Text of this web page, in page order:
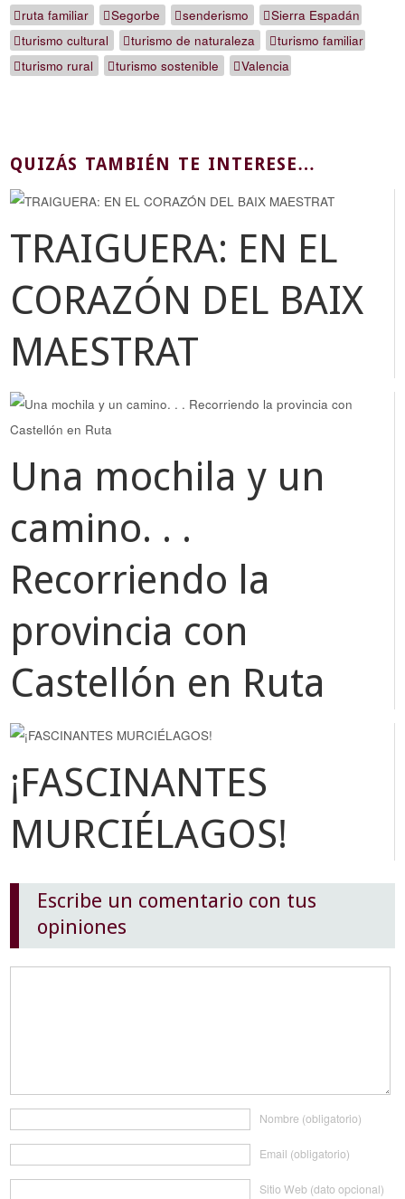
ruta familiar Segorbe senderismo
Sierra Espadán
turismo cultural
turismo de naturaleza
turismo familiar
turismo rural
turismo sostenible Valencia
QUIZÁS TAMBIÉN TE INTERESE…
TRAIGUERA: EN EL
CORAZÓN DEL BAIX
MAESTRAT
Una mochila y un
camino. . .
Recorriendo la
provincia con
Castellón en Ruta
¡FASCINANTES
MURCIÉLAGOS!
Escribe un comentario con tus
opiniones
Nombre (obligatorio)
Email (obligatorio)
Sitio Web (dato opcional)